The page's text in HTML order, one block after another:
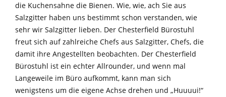
die Kuchensahne die Bienen. Wie, wie, ach Sie aus
Salzgitter haben uns bestimmt schon verstanden, wie
sehr wir Salzgitter lieben. Der Chesterfield Bürostuhl
freut sich auf zahlreiche Chefs aus Salzgitter, Chefs, die
damit ihre Angestellten beobachten. Der Chesterfield
Bürostuhl ist ein echter Allrounder, und wenn mal
Langeweile im Büro aufkommt, kann man sich
wenigstens um die eigene Achse drehen und „Huuuui!“